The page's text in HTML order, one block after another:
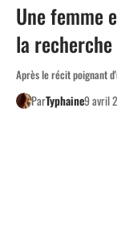
Une femme
la
Après le récit poignant
ParTyphaine9 avril